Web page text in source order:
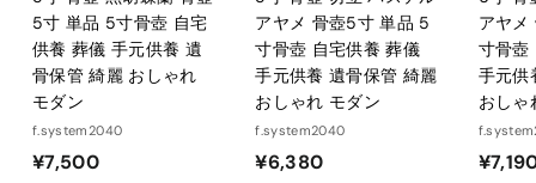
5寸 単品 5寸骨壺 自宅
供養 葬儀 手元供養 遺
骨保管 綺麗 おしゃれ
モダン
f.system2040
¥7,500¥
アヤメ 骨壺5寸 単品 5
寸骨壺 自宅供養 葬儀
手元供養 遺骨保管 綺麗
おしゃれ モダン
f.system2040
¥6,380¥
アヤ
寸骨壺
手元供
おしゃ